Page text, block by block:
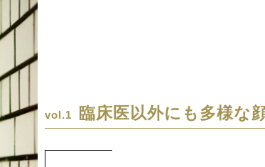
vol.1 臨床医以外にも多様な